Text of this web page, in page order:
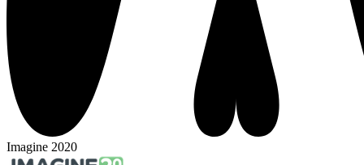
Imagine 2020